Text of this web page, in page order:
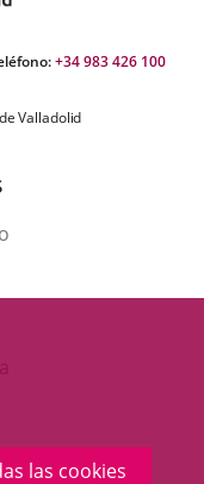
las cookies
+34 983 426 100
Valladolid
aplicación